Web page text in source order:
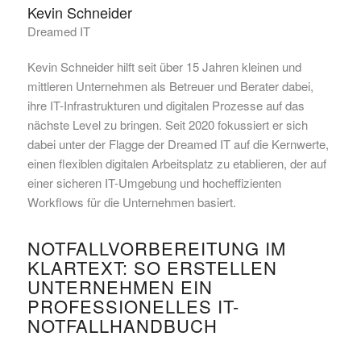
Kevin Schneider
Dreamed IT
Kevin Schneider hilft seit über 15 Jahren kleinen und
mittleren Unternehmen als Betreuer und Berater dabei,
ihre IT-Infrastrukturen und digitalen Prozesse auf das
nächste Level zu bringen. Seit 2020 fokussiert er sich
dabei unter der Flagge der Dreamed IT auf die Kernwerte,
einen flexiblen digitalen Arbeitsplatz zu etablieren, der auf
einer sicheren IT-Umgebung und hocheffizienten
Workflows für die Unternehmen basiert.
NOTFALLVORBEREITUNG IM
KLARTEXT: SO ERSTELLEN
UNTERNEHMEN EIN
PROFESSIONELLES IT-
NOTFALLHANDBUCH